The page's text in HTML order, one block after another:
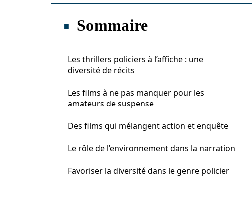
Sommaire
Les thrillers policiers à l’affiche : une
diversité de récits
Les films à ne pas manquer pour les
amateurs de suspense
Des films qui mélangent action et enquête
Le rôle de l’environnement dans la narration
Favoriser la diversité dans le genre policier